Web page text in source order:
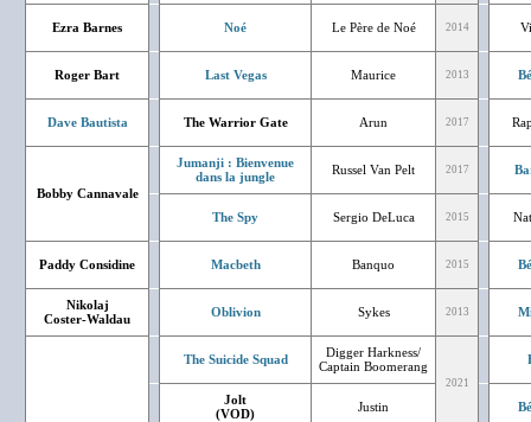
Ezra Barnes Noé Le Père de Noé 2014
Roger Bart Last Vegas Maurice 2013
Dave Bautista The Warrior Gate Arun 2017
Bobby Cannavale
Jumanji : Bienvenue
dans la jungle
Russel Van Pelt 2017
The Spy Sergio DeLuca 2015
Paddy Considine Macbeth Banquo 2015
Nikolaj
Coster-Waldau
Oblivion Sykes 2013
The Suicide Squad
Digger Harkness/
Captain Boomerang
2021
Jolt
(VOD)
Justin